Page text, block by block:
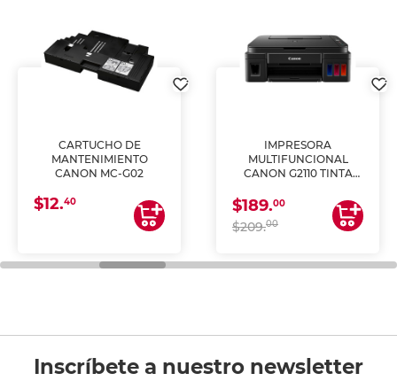
CARTUCHO DE
MANTENIMIENTO
CANON MC-G02
$12.40
IMPRESORA
MULTIFUNCIONAL
CANON G2110 TINTA
$189.00
$209.00
Inscríbete a nuestro newsletter